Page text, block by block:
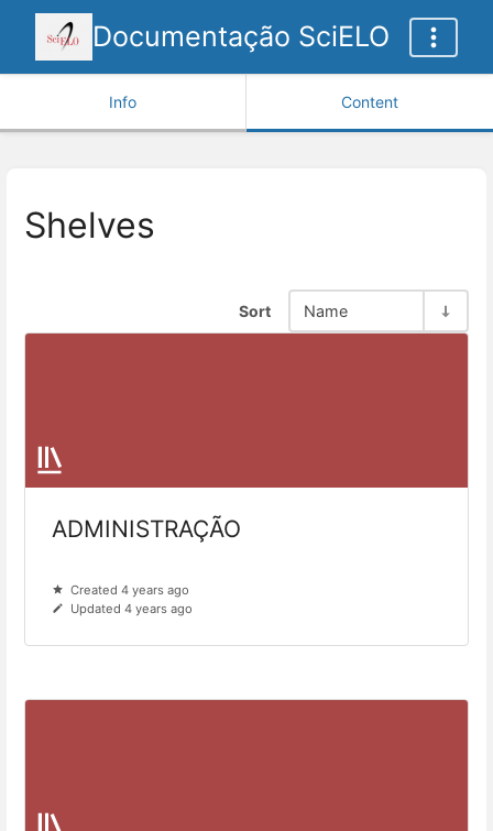
Documentação SciELO
Info Content
Shelves
Sort Name
ADMINISTRAÇÃO
Created 4 years ago
Updated 4 years ago